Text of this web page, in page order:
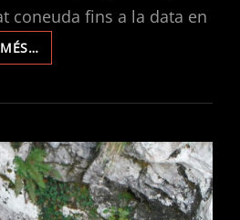
coneuda fins a la data en
EXPLORACIONS
EN
2023